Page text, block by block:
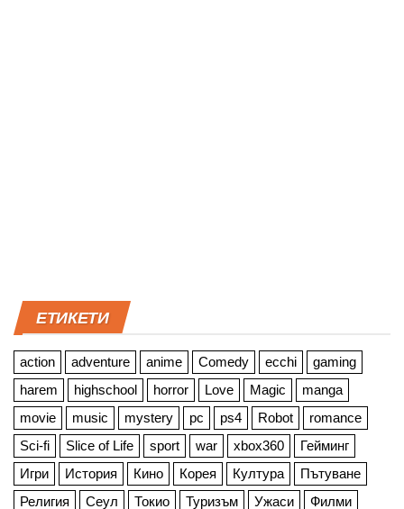
ЕТИКЕТИ
action adventure anime Comedy ecchi
gaming
harem
highschool horror Love Magic
manga
movie
music mystery pc ps4 Robot
romance
Sci-fi
Slice of Life sport war xbox360
Гейминг
Игри
История Кино Корея Култура
Пътуване
Религия
Сеул Токио Туризъм Ужаси Филми